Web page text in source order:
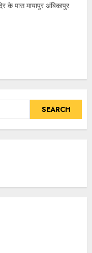
के पास मायापुर अंबिकापुर